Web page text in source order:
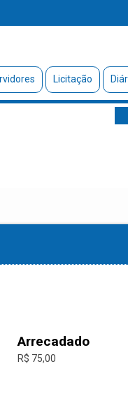
Licitação
Arrecadado
R$ 75,00